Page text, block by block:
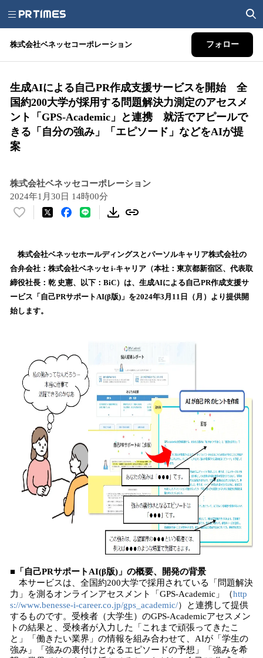
株式会社ベネッセコーポレーション フォロー
生成AIによる自己PR作成支援サービスを開始 全
国約200大学が採用する問題解決力測定のアセスメ
ント「GPS-Academic」と連携 就活でアピールで
きる「自分の強み」「エピソード」などをAIが提
案
株式会社ベネッセコーポレーション
2024年1月30日 14時00分
い
！
数
を
読
込
株式会社ベネッセホールディングスとパーソルキャリア株式会社の
合弁会社：株式会社ベネッセ i-キャリア（本社：東京都新宿区、代表取
締役社長：乾 史憲、以下：BiC）は、生成AIによる自己PR作成支援サ
ービス「自己PRサポートAI(β版)」を2024年3月11日（月）より提供開
始します。
■「自己PRサポートAI(β版)」の概要、開発の背景
本サービスは、全国約200大学で採用されている「問題解決
力」を測るオンラインアセスメント「GPS-Academic」（http
s://www.benesse-i-career.co.jp/gps_academic/）と連携して提供
するものです。受検者（大学生）のGPS-Academicアセスメン
トの結果と、受検者が入力した「これまで頑張ってきたこ
と」「働きたい業界」の情報を組み合わせて、AIが「学生の
強み」「強みの裏付けとなるエピソードの予想」「強みを希